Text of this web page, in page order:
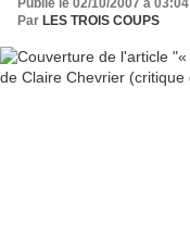
Publié le 02/10/2007 à 03:04
Par LES TROIS COUPS